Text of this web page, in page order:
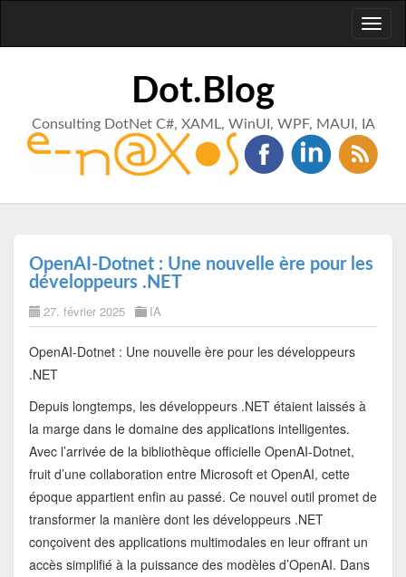
Dot.Blog
Consulting DotNet C#, XAML, WinUI, WPF, MAUI, IA
OpenAI-Dotnet : Une nouvelle ère pour les
développeurs .NET
27. février 2025 IA
OpenAI-Dotnet : Une nouvelle ère pour les développeurs
.NET
Depuis longtemps, les développeurs .NET étaient laissés à
la marge dans le domaine des applications intelligentes.
Avec l’arrivée de la bibliothèque officielle OpenAI-Dotnet,
fruit d’une collaboration entre Microsoft et OpenAI, cette
époque appartient enfin au passé. Ce nouvel outil promet de
transformer la manière dont les développeurs .NET
conçoivent des applications multimodales en leur offrant un
accès simplifié à la puissance des modèles d’OpenAI. Dans